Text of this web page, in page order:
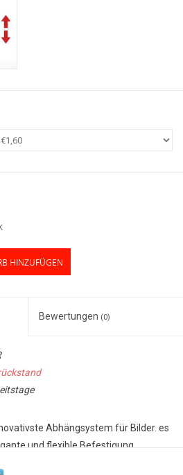
HINZUFÜGEN
Bewertungen (0)
Abhängsystem für Bilder. es
und flexible Befestigung